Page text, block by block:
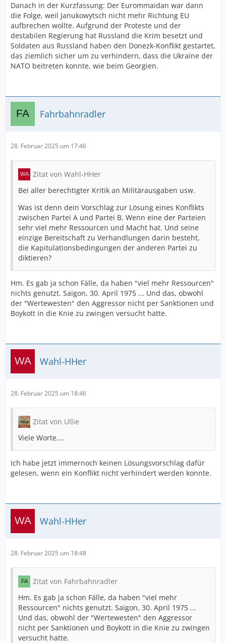
Danach in der Kurzfassung: Der Eurommaidan war dann
die Folge, weil Janukowytsch nicht mehr Richtung EU
aufbrechen wollte. Aufgrund der Proteste und der
destabilen Regierung hat Russland die Krim besetzt und
Soldaten aus Russland haben den Donezk-Konflikt gestartet,
das ziemlich sicher um zu verhindern, dass die Ukraine der
NATO beitreten konnte, wie beim Georgien.
Fahrbahnradler
28. Februar 2025 um 17:46
Zitat von Wahl-HHer
Bei aller berechtigter Kritik an Militärausgaben usw.
Was ist denn dein Vorschlag zur Lösung eines Konflikts
zwischen Partei A und Partei B. Wenn eine der Parteien
sehr viel mehr Ressourcen und Macht hat. Und seine
einzige Bereitschaft zu Verhandlungen darin besteht,
die Kapitulationsbedingungen der anderen Partei zu
diktieren?
Hm. Es gab ja schon Fälle, da haben "viel mehr Ressourcen"
nichts genutzt. Saigon, 30. April 1975 ... Und das, obwohl
der "Wertewesten" den Aggressor nicht per Sanktionen und
Boykott in die Knie zu zwingen versucht hatte.
Wahl-HHer
28. Februar 2025 um 18:46
Zitat von Ullie
Viele Worte....
Ich habe jetzt immernoch keinen Lösungsvorschlag dafür
gelesen, wenn ein Konflikt nicht verhindert werden konnte.
Wahl-HHer
28. Februar 2025 um 18:48
Zitat von Fahrbahnradler
Hm. Es gab ja schon Fälle, da haben "viel mehr
Ressourcen" nichts genutzt. Saigon, 30. April 1975 ...
Und das, obwohl der "Wertewesten" den Aggressor
nicht per Sanktionen und Boykott in die Knie zu zwingen
versucht hatte.